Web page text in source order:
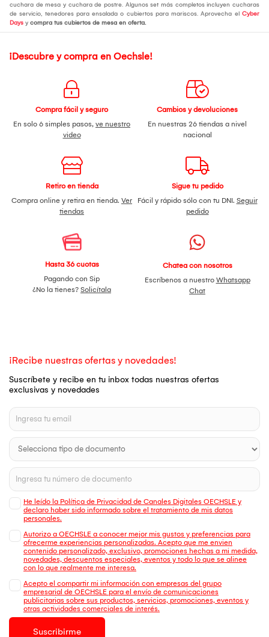
cuchara de mesa y cuchara de postre. Algunos set más completos incluyen cucharas
de servicio, tenedores para ensalada o cubiertos para mariscos. Aprovecha el Cyber
Days y compra tus cubiertos de mesa en oferta.
¡Descubre y compra en Oechsle!
Compra fácil y seguro
En solo 6 simples pasos, ve nuestro
video
Cambios y devoluciones
En nuestras 26 tiendas a nivel
nacional
Retiro en tienda
Compra online y retira en tienda. Ver
tiendas
Sigue tu pedido
Fácil y rápido sólo con tu DNI. Seguir
pedido
Hasta 36 cuotas
Pagando con Sip
¿No la tienes? Solicítala
Chatea con nosotros
Escríbenos a nuestro Whatsapp
Chat
¡Recibe nuestras ofertas y novedades!
Suscríbete y recibe en tu inbox todas nuestras ofertas
exclusivas y novedades
He leído la Política de Privacidad de Canales Digitales OECHSLE y
declaro haber sido informado sobre el tratamiento de mis datos
personales.
Autorizo a OECHSLE a conocer mejor mis gustos y preferencias para
ofrecerme experiencias personalizadas. Acepto que me envien
contenido personalizado, exclusivo, promociones hechas a mi medida,
novedades, descuentos especiales, eventos y todo lo que se alinee
con lo que realmente me interesa.
Acepto el compartir mi información con empresas del grupo
empresarial de OECHSLE para el envío de comunicaciones
publicitarias sobre sus productos, servicios, promociones, eventos y
otras actividades comerciales de interés.
Suscribirme